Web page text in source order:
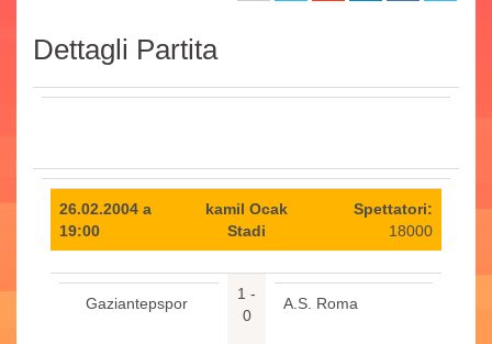
Dettagli Partita
26.02.2004 a
19:00
kamil Ocak
Stadi
Spettatori:
18000
Gaziantepspor
1 -
0
A.S. Roma